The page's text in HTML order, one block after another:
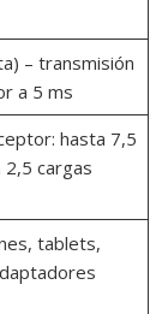
– transmisión
a 5 ms
hasta 7,5
2,5 cargas
tablets,